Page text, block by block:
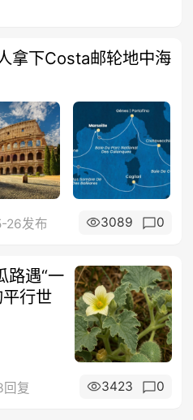
拿下Costa邮轮地中海
26发布 3089 0
行世
复 3423 0